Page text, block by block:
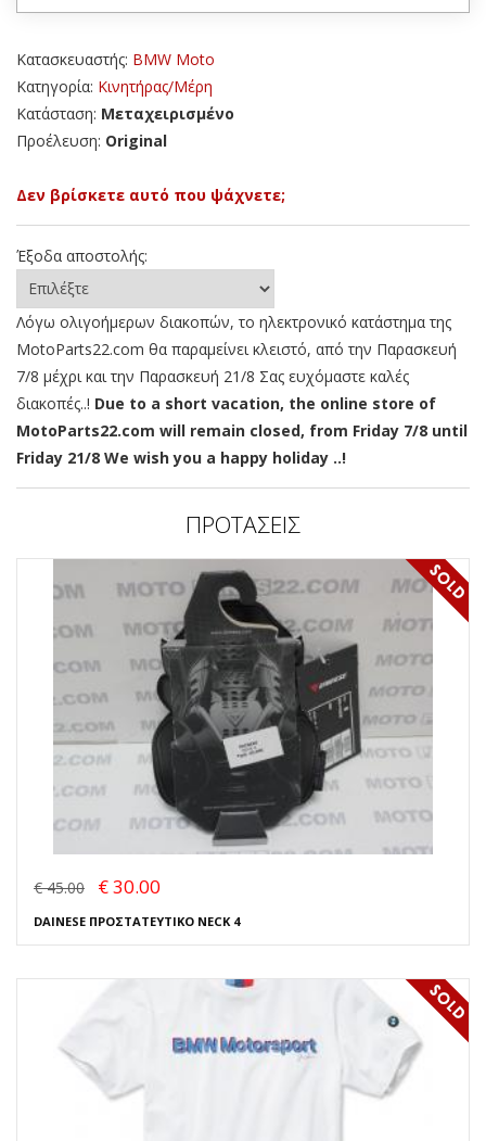
Κατασκευαστής: BMW Moto
Κατηγορία: Κινητήρας/Μέρη
Κατάσταση: Μεταχειρισμένο
Προέλευση: Original
Δεν βρίσκετε αυτό που ψάχνετε;
Έξοδα αποστολής:
Λόγω ολιγοήμερων διακοπών, το ηλεκτρονικό κατάστημα της
MotoParts22.com θα παραμείνει κλειστό, από την Παρασκευή
7/8 μέχρι και την Παρασκευή 21/8 Σας ευχόμαστε καλές
διακοπές..! Due to a short vacation, the online store of
MotoParts22.com will remain closed, from Friday 7/8 until
Friday 21/8 We wish you a happy holiday ..!
ΠΡΟΤΑΣΕΙΣ
€ 45.00 € 30.00
DAINESE ΠΡΟΣΤΑΤΕΥΤΙΚΟ NECK 4